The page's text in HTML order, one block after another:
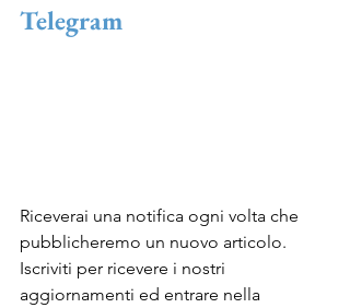
Telegram
Riceverai una notifica ogni volta che
pubblicheremo un nuovo articolo.
Iscriviti per ricevere i nostri
aggiornamenti ed entrare nella